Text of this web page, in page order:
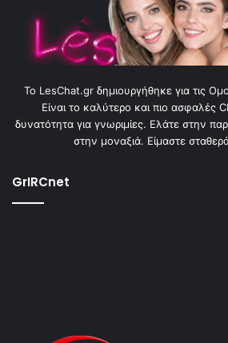
To LesChat.gr δημιουργήθηκε για τις
Είναι το καλύτερο και πιο ασφαλές
δυνατότητα για γνωριμίες. Ελάτε στην
στην μοναξιά. Είμαστε
GrIRCnet